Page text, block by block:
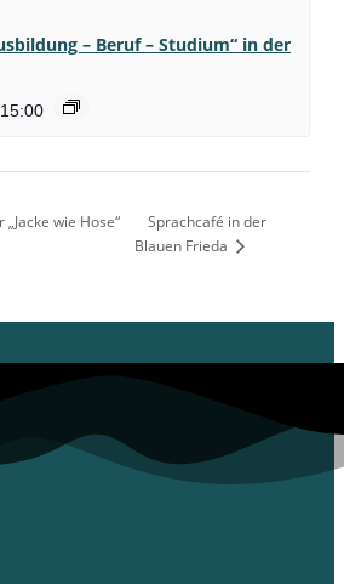
– Beruf – Studium“ in der
15:00
wie Hose“
Sprachcafé in der
Blauen Frieda